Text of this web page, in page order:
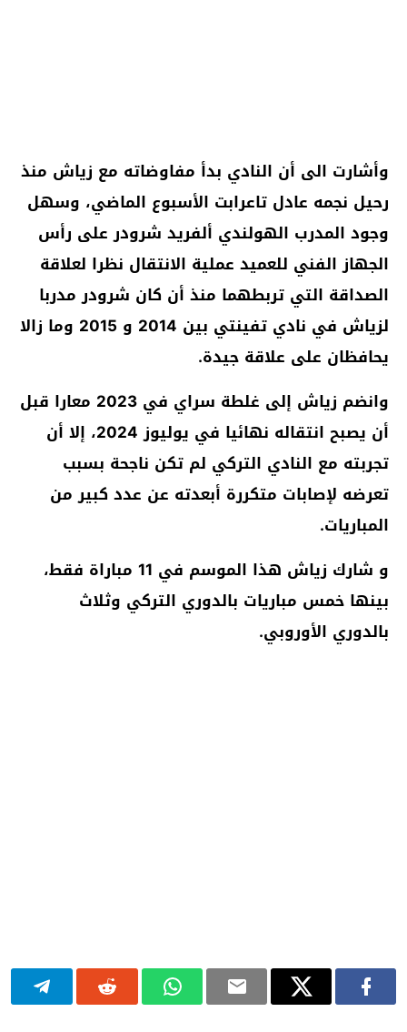
وأشارت الى أن النادي بدأ مفاوضاته مع زياش منذ
رحيل نجمه عادل تاعرابت الأسبوع الماضي، وسهل
وجود المدرب الهولندي ألفريد شرودر على رأس
الجهاز الفني للعميد عملية الانتقال نظرا لعلاقة
الصداقة التي تربطهما منذ أن كان شرودر مدربا
لزياش في نادي تفينتي بين 2014 و 2015 وما زالا
يحافظان على علاقة جيدة.
وانضم زياش إلى غلطة سراي في 2023 معارا قبل
أن يصبح انتقاله نهائيا في يوليوز 2024، إلا أن
تجربته مع النادي التركي لم تكن ناجحة بسبب
تعرضه لإصابات متكررة أبعدته عن عدد كبير من
المباريات.
و شارك زياش هذا الموسم في 11 مباراة فقط،
بينها خمس مباريات بالدوري التركي وثلاث
بالدوري الأوروبي.